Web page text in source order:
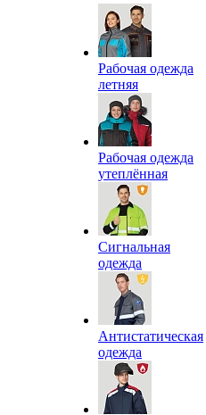
Рабочая одежда
летняя
Рабочая одежда
утеплённая
Сигнальная
одежда
Антистатическая
одежда